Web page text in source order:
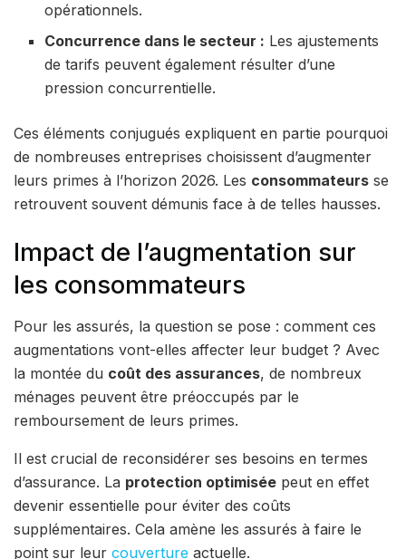
opérationnels.
Concurrence dans le secteur : Les ajustements
de tarifs peuvent également résulter d’une
pression concurrentielle.
Ces éléments conjugués expliquent en partie pourquoi
de nombreuses entreprises choisissent d’augmenter
leurs primes à l’horizon 2026. Les consommateurs se
retrouvent souvent démunis face à de telles hausses.
Impact de l’augmentation sur
les consommateurs
Pour les assurés, la question se pose : comment ces
augmentations vont-elles affecter leur budget ? Avec
la montée du coût des assurances, de nombreux
ménages peuvent être préoccupés par le
remboursement de leurs primes.
Il est crucial de reconsidérer ses besoins en termes
d’assurance. La protection optimisée peut en effet
devenir essentielle pour éviter des coûts
supplémentaires. Cela amène les assurés à faire le
point sur leur couverture actuelle.